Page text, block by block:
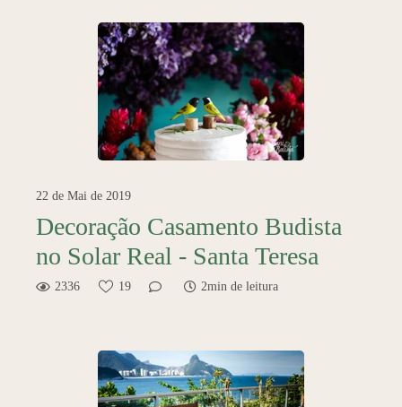
22 de Mai de 2019
Decoração Casamento Budista
no Solar Real - Santa Teresa
2336 19 2min de leitura